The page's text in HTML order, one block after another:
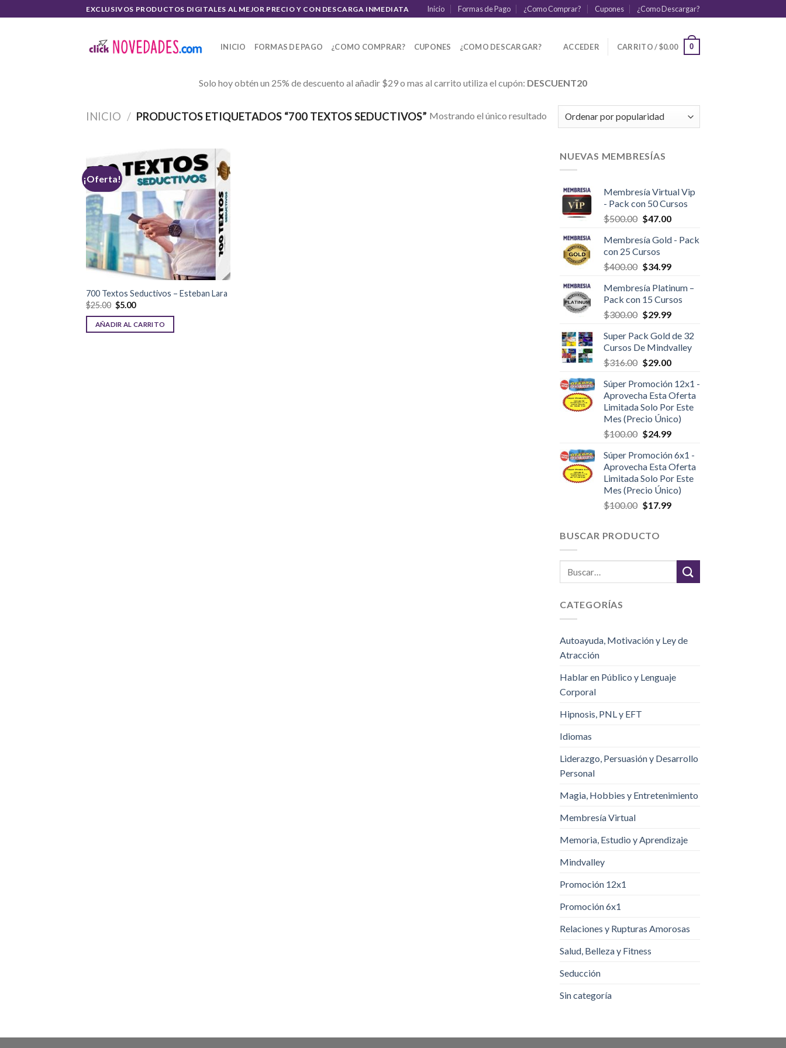
to
EXCLUSIVOS PRODUCTOS DIGITALES AL MEJOR PRECIO Y CON DESCARGA INMEDIATA Inicio Formas de Pago ¿Como Comprar? Cupones ¿Como Descargar?
INICIO FORMAS DE PAGO ¿COMO COMPRAR? CUPONES ¿COMO DESCARGAR? ACCEDER CARRITO /$0.00 0
Solo hoy obtén un 25% de descuento al añadir $29 o mas al carrito utiliza el cupón: DESCUENT20
INICIO / PRODUCTOS ETIQUETADOS “700 TEXTOS SEDUCTIVOS” Mostrando el único resultado
¡Oferta!
700 Textos Seductivos – Esteban Lara
$25.00 $5.00
AÑADIR AL CARRITO
NUEVAS MEMBRESÍAS
Membresía Virtual Vip
- Pack con 50 Cursos
$500.00 $47.00
Membresía Gold - Pack
con 25 Cursos
$400.00 $34.99
Membresía Platinum –
Pack con 15 Cursos
$300.00 $29.99
Super Pack Gold de 32
Cursos De Mindvalley
$316.00 $29.00
Súper Promoción 12x1 -
Aprovecha Esta Oferta
Limitada Solo Por Este
Mes (Precio Único)
$100.00 $24.99
Súper Promoción 6x1 -
Aprovecha Esta Oferta
Limitada Solo Por Este
Mes (Precio Único)
$100.00 $17.99
BUSCAR PRODUCTO
CATEGORÍAS
Autoayuda, Motivación y Ley de
Atracción
Hablar en Público y Lenguaje
Corporal
Hipnosis, PNL y EFT
Idiomas
Liderazgo, Persuasión y Desarrollo
Personal
Magia, Hobbies y Entretenimiento
Membresía Virtual
Memoria, Estudio y Aprendizaje
Mindvalley
Promoción 12x1
Promoción 6x1
Relaciones y Rupturas Amorosas
Salud, Belleza y Fitness
Seducción
Sin categoría